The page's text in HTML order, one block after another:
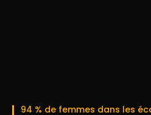
94 % de femmes dans les